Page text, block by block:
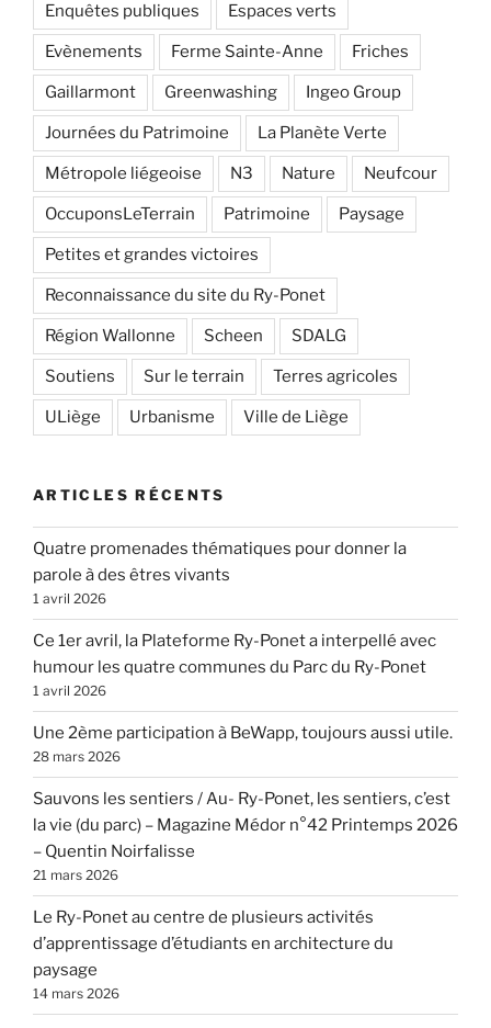
Enquêtes publiques Espaces verts
Evènements Ferme Sainte-Anne Friches
Gaillarmont Greenwashing Ingeo Group
Journées du Patrimoine La Planète Verte
Métropole liégeoise N3 Nature Neufcour
OccuponsLeTerrain Patrimoine Paysage
Petites et grandes victoires
Reconnaissance du site du Ry-Ponet
Région Wallonne Scheen SDALG
Soutiens Sur le terrain Terres agricoles
ULiège Urbanisme Ville de Liège
ARTICLES RÉCENTS
Quatre promenades thématiques pour donner la
parole à des êtres vivants
1 avril 2026
Ce 1er avril, la Plateforme Ry-Ponet a interpellé avec
humour les quatre communes du Parc du Ry-Ponet
1 avril 2026
Une 2ème participation à BeWapp, toujours aussi utile.
28 mars 2026
Sauvons les sentiers / Au- Ry-Ponet, les sentiers, c’est
la vie (du parc) – Magazine Médor n°42 Printemps 2026
– Quentin Noirfalisse
21 mars 2026
Le Ry-Ponet au centre de plusieurs activités
d’apprentissage d’étudiants en architecture du
paysage
14 mars 2026